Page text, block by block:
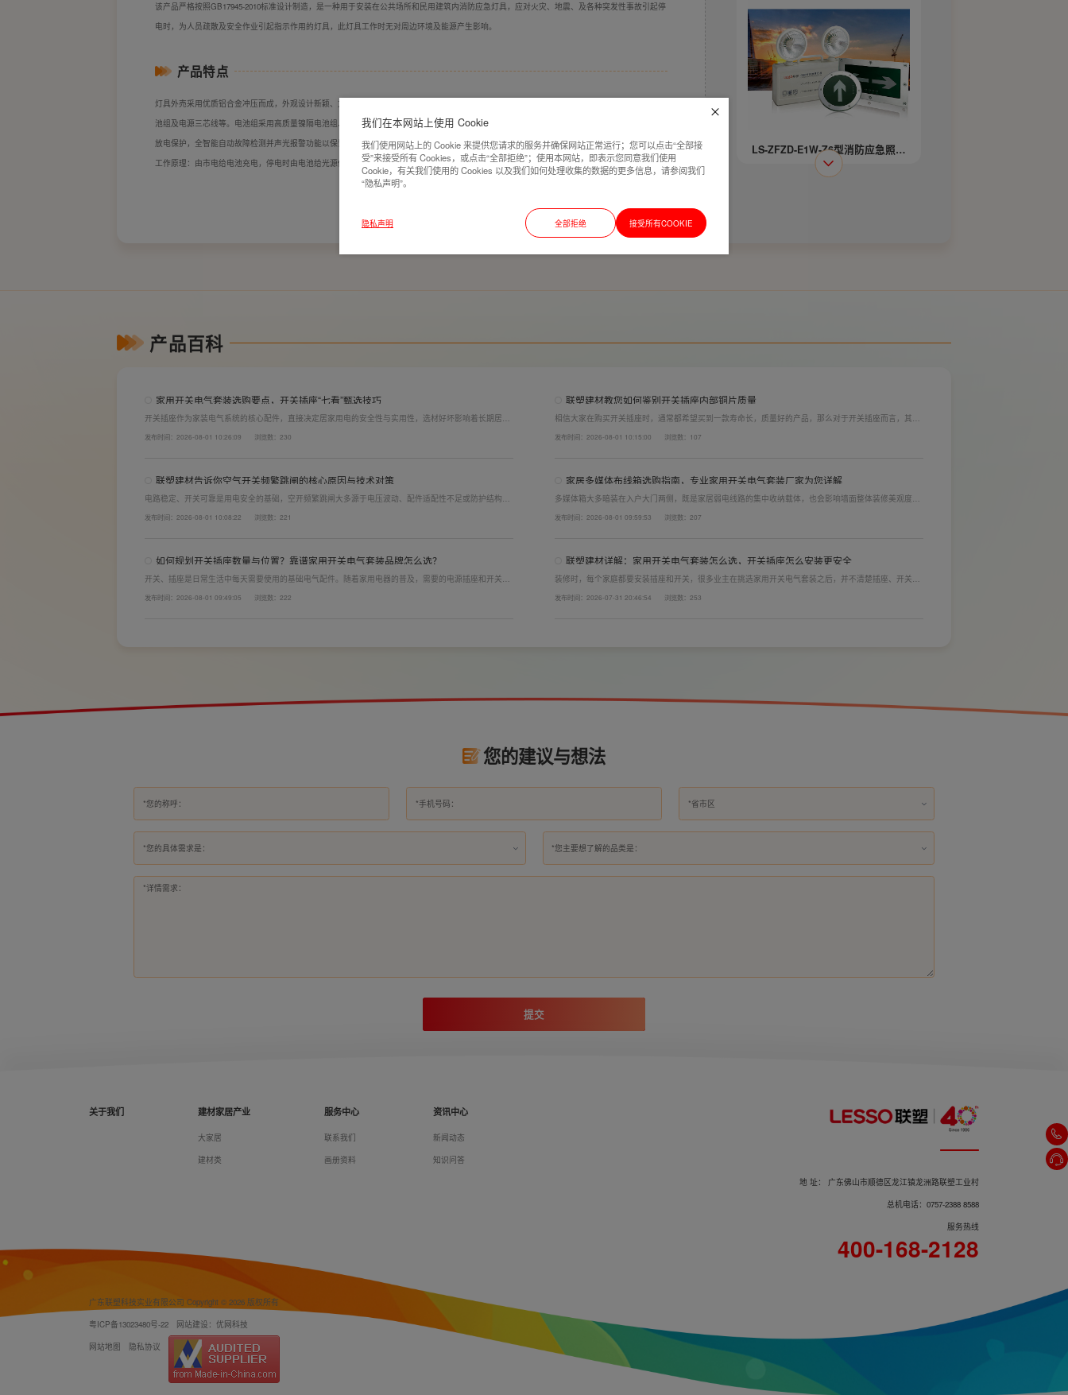
该产品严格按照GB17945-2010标准设计制造，是一种用于安装在公共场所和民用建筑内消防应急灯具，应对火灾、地震、及各种突发性事故引起停
电时，为人员疏散及安全作业引起指示作用的灯具，此灯具工作时无对周边环境及能源产生影响。
产品特点
灯具外売采用优质铝合金冲压而成，外观设计新颖、方便安装、使用安全可靠。主要部件有外壳、图形玻璃、吊环、线路板、高亮度LED光源、电
池组及电源三芯线等。电池组采用高质量镍隔电池组、使用寿命长；机芯采用消防应急灯具新国标专用电路几成电路，电路设计有完善的过充、过
放电保护，全智能自动故障检测并声光报警功能以保证灯具长期工作。
工作原理：由市电给电池充电，停电时由电池给光源供电点亮光源，为人员疏散及各种安全作业起指示作用。
LS-ZFZD-E1W-Z6型消防应急照明
灯
吸顶式消防应急照明灯
LS-BLZD-2LROE I 2W-Q3型消防
产品百科
家用开关电气套装选购要点，开关插座“七看”甄选技巧
开关插座作为家装电气系统的核心配件，直接决定居家用电的安全性与实用性，选材好坏影响着长期居住
购“七看”技巧，帮大家精准避坑，挑选安全耐用的开关插座产品。
发布时间：2026-08-01 10:26:09 浏览数：230
联塑建材教您如何鉴别开关插座内部铜片质量
相信大家在购买开关插座时，通常都希望买到一款寿命长，质量好的产品，那么对于开关插座而言，其里
了插座距离的大小，插孔间距越宽二三插同时插入越方便)。
发布时间：2026-08-01 10:15:00 浏览数：107
联塑建材告诉你空气开关频繁跳闸的核心原因与技术对策
电路稳定、开关可靠是用电安全的基础，空开频繁跳闸大多源于电压波动、配件适配性不足或防护结构设
学、稳压防护性能优异，可有效应对电压瞬变、电网波动等场景，减少无故跳闸、误跳闸等故障问题。
发布时间：2026-08-01 10:08:22 浏览数：221
家居多媒体布线箱选购指南，专业家用开关电气套装厂家为您详解
多媒体箱大多暗装在入户大门两侧，既是家居弱电线路的集中收纳载体，也会影响墙面整体装修美观度，
选择综合实力过硬的家用开关电气套装厂家，可以同时搞定开关插座、配电箱、多媒体布线箱等全套产
发布时间：2026-08-01 09:59:53 浏览数：207
如何规划开关插座数量与位置？靠谱家用开关电气套装品牌怎么选？
开关、插座是日常生活中每天需要使用的基础电气配件。随着家用电器的普及，需要的电源插座和开关也
座的数量设置不够，或者开关、插座的位置设置不合理，会给今后的日常生活带来诸多不便，甚至留下安
发布时间：2026-08-01 09:49:05 浏览数：222
联塑建材详解：家用开关电气套装怎么选，开关插座怎么安装更安全
装修时，每个家庭都要安装插座和开关，很多业主在挑选家用开关电气套装之后，并不清楚插座、开关合
产品+规范安装双重达标。
发布时间：2026-07-31 20:46:54 浏览数：253
您的建议与想法
*您的具体需求是： *您主要想了解的品类是：
提交
关于我们 建材家居产业
大家居
建材类
服务中心
联系我们
画册资料
资讯中心
新闻动态
知识问答
地 址： 广东佛山市顺德区龙江镇龙洲路联塑工业村
总机电话：0757-2388 8588
服务热线
400-168-2128
广东联塑科技实业有限公司 Copyright © 2026 版权所有
粤ICP备13023480号-22
网站建设：优网科技
网站地图
隐私协议
我们在本网站上使用 Cookie
我们使用网站上的 Cookie 来提供您请求的服务并确保网站正常运行；您可以点击“全部接
受”来接受所有 Cookies，或点击“全部拒绝”；使用本网站，即表示您同意我们使用
Cookie，有关我们使用的 Cookies 以及我们如何处理收集的数据的更多信息，请参阅我们
“隐私声明”。
隐私声明 全部拒绝 接受所有COOKIE